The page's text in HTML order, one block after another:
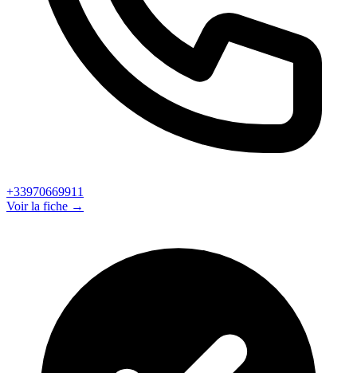
+33970669911
Voir la fiche →